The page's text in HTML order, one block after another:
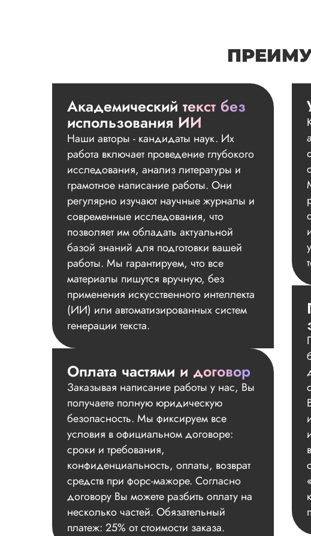
Академический текст без
использования ИИ
Наши авторы - кандидаты наук. Их
работа включает проведение глубокого
исследования, анализ литературы и
грамотное написание работы. Они
регулярно изучают научные журналы и
современные исследования, что
позволяет им обладать актуальной
базой знаний для подготовки вашей
работы. Мы гарантируем, что все
материалы пишутся вручную, без
применения искусственного интеллекта
(ИИ) или автоматизированных систем
генерации текста.
Оплата частями и договор
Заказывая написание работы у нас, Вы
получаете полную юридическую
безопасность. Мы фиксируем все
условия в официальном договоре:
сроки и требования,
конфиденциальность, оплаты, возврат
средств при форс-мажоре. Согласно
договору Вы можете разбить оплату на
несколько частей. Обязательный
платеж: 25% от стоимости заказа.